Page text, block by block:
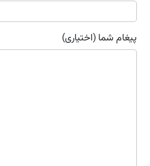
پیغام شما (اختیاری)